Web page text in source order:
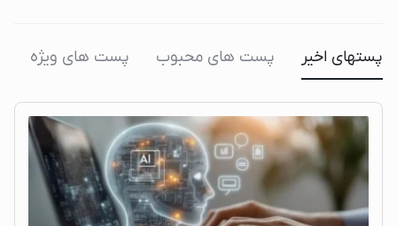
پستهای اخیر پست های محبوب پست های ویژه